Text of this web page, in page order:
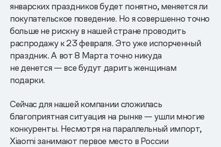
январских праздников будет понятно, меняется ли
покупательское поведение. Но я совершенно точно
больше не рискну в нашей стране проводить
распродажу к 23 февраля. Это уже испорченный
праздник. А вот 8 Марта точно никуда
не денется — все будут дарить женщинам
подарки.
Сейчас для нашей компании сложилась
благоприятная ситуация на рынке — ушли многие
конкуренты. Несмотря на параллельный импорт,
Xiaomi занимают первое место в России